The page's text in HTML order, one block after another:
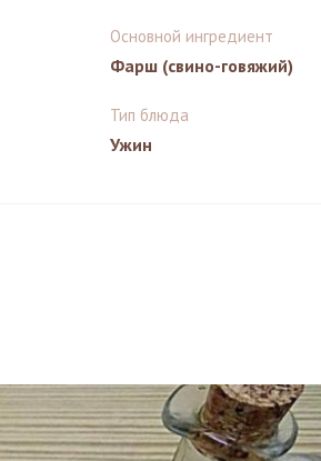
Основной ингредиент
Фарш (свино-говяжий)
Тип блюда
Ужин